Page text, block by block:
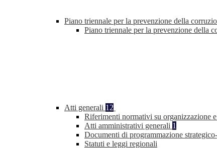
Piano triennale per la prevenzione della
Piano triennale per la prevenzione della
Atti generali 12
Riferimenti normativi su organizzazione
Atti amministrativi generali 1
Documenti di programmazione
Statuti e leggi regionali